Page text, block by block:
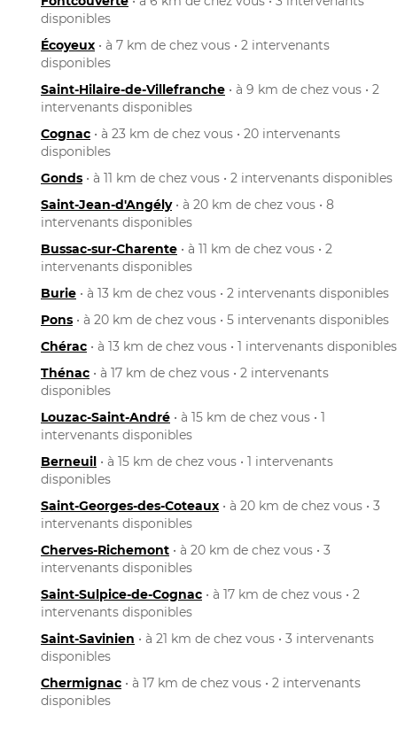
disponibles
Écoyeux • à 7 km de chez vous • 2 intervenants
disponibles
Saint-Hilaire-de-Villefranche • à 9 km de chez vous • 2
intervenants disponibles
Cognac • à 23 km de chez vous • 20 intervenants
disponibles
Gonds • à 11 km de chez vous • 2 intervenants disponibles
Saint-Jean-d'Angély• à 20 km de chez vous • 8
intervenants disponibles
Bussac-sur-Charente • à 11 km de chez vous • 2
intervenants disponibles
Burie • à 13 km de chez vous • 2 intervenants disponibles
Pons • à 20 km de chez vous • 5 intervenants disponibles
Chérac • à 13 km de chez vous • 1 intervenants disponibles
Thénac • à 17 km de chez vous • 2 intervenants
disponibles
Louzac-Saint-André • à 15 km de chez vous • 1
intervenants disponibles
Berneuil • à 15 km de chez vous • 1 intervenants
disponibles
Saint-Georges-des-Coteaux • à 20 km de chez vous • 3
intervenants disponibles
Cherves-Richemont • à 20 km de chez vous • 3
intervenants disponibles
Saint-Sulpice-de-Cognac • à 17 km de chez vous • 2
intervenants disponibles
Saint-Savinien • à 21 km de chez vous • 3 intervenants
disponibles
Chermignac • à 17 km de chez vous • 2 intervenants
disponibles